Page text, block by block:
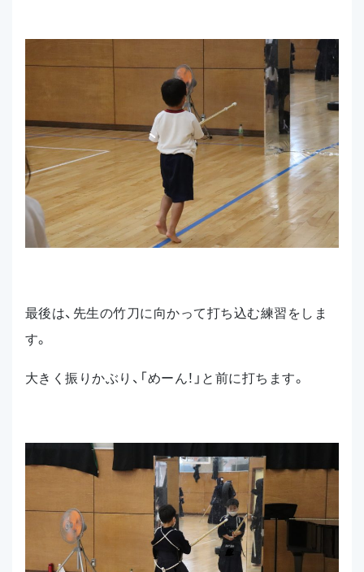
最後は、先生の竹刀に向かって打ち込む練習をしま
す。
大きく振りかぶり、「めーん！」と前に打ちます。